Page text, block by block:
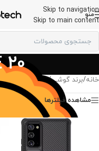
Skip to navigation
Skip to main content
منو
20
خانه/برند گوشی/لوازم جانبی
مشاهده فیلترها